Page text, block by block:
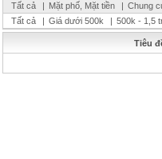
Tất cả
| Mặt phố, Mặt tiền | Chung
Tất cả
| Giá dưới 500k | 500k - 1,5
Tiêu